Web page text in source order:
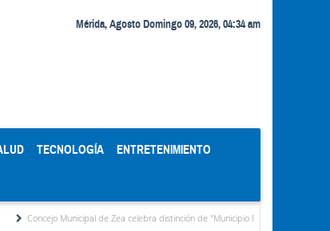
Mérida, Agosto Domingo 09, 2026, 04:34 am
TECNOLOGÍA ENTRETENIMIENTO
Municipal de Zea celebra distinción de "Municipio Modelo de Venezuela" otorgada